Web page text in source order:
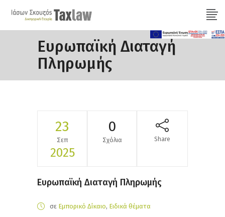
Ευρωπαϊκή Διαταγή
Πληρωμής
23
Σεπ
2025
0
Σχόλια Share
Ευρωπαϊκή Διαταγή Πληρωμής
σε Εμπορικό Δίκαιο, Ειδικά θέματα